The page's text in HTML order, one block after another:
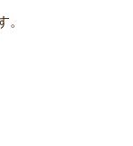
。